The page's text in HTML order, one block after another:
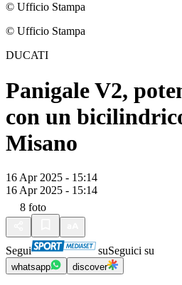
© Ufficio Stampa
© Ufficio Stampa
DUCATI
Panigale V2,
con un
Misano
16 Apr 2025 - 15:14
16 Apr 2025 - 15:14
8 foto
Segui suSeguici su
whatsapp discover